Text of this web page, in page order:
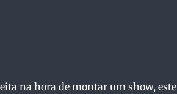
na hora de montar um show, este